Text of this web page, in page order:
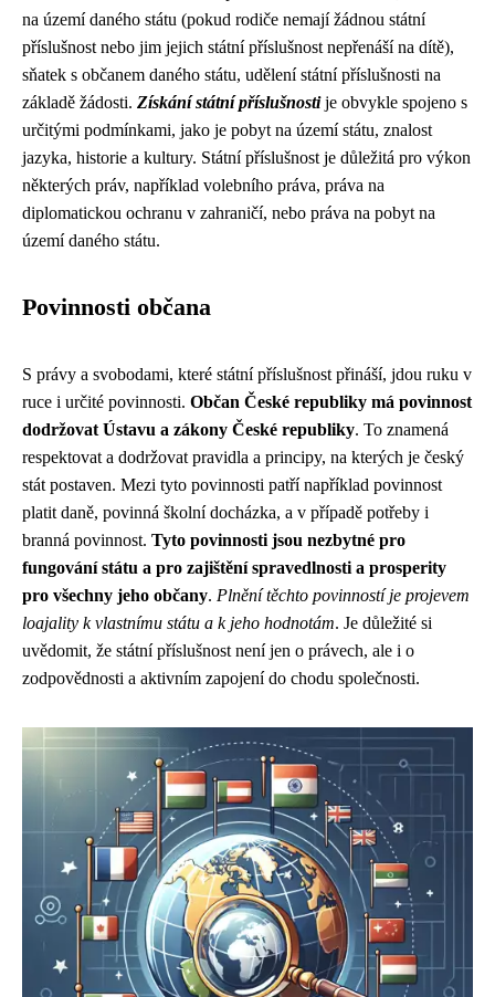
na území daného státu (pokud rodiče nemají žádnou státní
příslušnost nebo jim jejich státní příslušnost nepřenáší na dítě),
sňatek s občanem daného státu, udělení státní příslušnosti na
základě žádosti. Získání státní příslušnostije obvykle spojeno s
určitými podmínkami, jako je pobyt na území státu, znalost
jazyka, historie a kultury. Státní příslušnost je důležitá pro výkon
některých práv, například volebního práva, práva na
diplomatickou ochranu v zahraničí, nebo práva na pobyt na
území daného státu.
Povinnosti občana
S právy a svobodami, které státní příslušnost přináší, jdou ruku v
ruce i určité povinnosti. Občan České republiky má povinnost
dodržovat Ústavu a zákony České republiky. To znamená
respektovat a dodržovat pravidla a principy, na kterých je český
stát postaven. Mezi tyto povinnosti patří například povinnost
platit daně, povinná školní docházka, a v případě potřeby i
branná povinnost. Tyto povinnosti jsou nezbytné pro
fungování státu a pro zajištění spravedlnosti a prosperity
pro všechny jeho občany. Plnění těchto povinností je projevem
loajality k vlastnímu státu a k jeho hodnotám. Je důležité si
uvědomit, že státní příslušnost není jen o právech, ale i o
zodpovědnosti a aktivním zapojení do chodu společnosti.